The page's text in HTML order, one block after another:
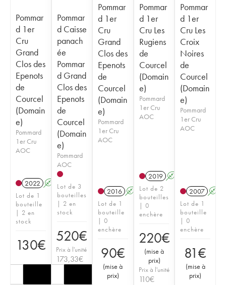
Pommar
d 1er
Cru
Grand
Clos des
Epenots
de
Courcel
(Domain
e)
Pommard
1er Cru
AOC
2022 A
Lot de 1
bouteille
| 2 en
stock
130€
Pommar
d Caisse
panach
ée
Pommar
d Grand
Clos des
Epenots
de
Courcel
(Domain
e)
Pommard
AOC
Lot de 3
bouteilles
| 2 en
stock
520€
Prix à l'unité
173,33€
Pommar
d 1er
Cru
Grand
Clos des
Epenots
de
Courcel
(Domain
e)
Pommard
1er Cru
AOC
2016 A
Lot de 1
bouteille
| 0
enchère
90€
(mise à
prix)
Pommar
d 1er
Cru Les
Rugiens
de
Courcel
(Domain
e)
Pommard
1er Cru
AOC
2019 A
Lot de 2
bouteilles
| 0
enchère
220€
(mise à
prix)
Prix à l'unité
110€
Pommar
d 1er
Cru Les
Croix
Noires
de
Courcel
(Domain
e)
Pommard
1er Cru
AOC
2007 A
Lot de 1
bouteille
| 0
enchère
81€
(mise à
prix)